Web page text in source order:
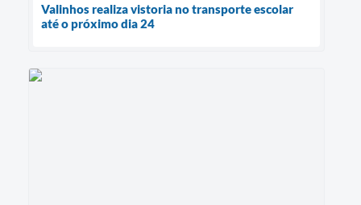
Valinhos realiza vistoria no transporte escolar
até o próximo dia 24